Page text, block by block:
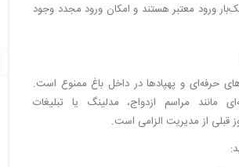
ورود معتبر هستند و امکان ورود مجدد وجود
حرفه‌ای و پهپادها در داخل باغ ممنوع است.
مانند مراسم ازدواج، مدلینگ یا تبلیغات
قبلی از مدیریت الزامی است.